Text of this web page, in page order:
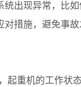
出现异常，比如
措施，避免事
重机的工作状